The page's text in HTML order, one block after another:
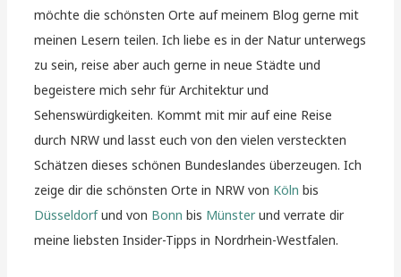
möchte die schönsten Orte auf meinem Blog gerne mit
meinen Lesern teilen. Ich liebe es in der Natur unterwegs
zu sein, reise aber auch gerne in neue Städte und
begeistere mich sehr für Architektur und
Sehenswürdigkeiten. Kommt mit mir auf eine Reise
durch NRW und lasst euch von den vielen versteckten
Schätzen dieses schönen Bundeslandes überzeugen. Ich
zeige dir die schönsten Orte in NRW von Köln bis
Düsseldorfund von Bonn bis Münsterund verrate dir
meine liebsten Insider-Tipps in Nordrhein-Westfalen.